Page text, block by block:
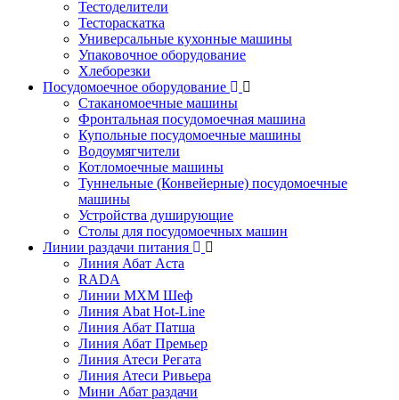
Тестоделители
Тестораскатка
Универсальные кухонные машины
Упаковочное оборудование
Хлеборезки
Посудомоечное оборудование
Стаканомоечные машины
Фронтальная посудомоечная машина
Купольные посудомоечные машины
Водоумягчители
Котломоечные машины
Туннельные (Конвейерные) посудомоечные
машины
Устройства душирующие
Столы для посудомоечных машин
Линии раздачи питания
Линия Абат Аста
RADA
Линии МХМ Шеф
Линия Abat Hot-Line
Линия Абат Патша
Линия Абат Премьер
Линия Атеси Регата
Линия Атеси Ривьера
Мини Абат раздачи